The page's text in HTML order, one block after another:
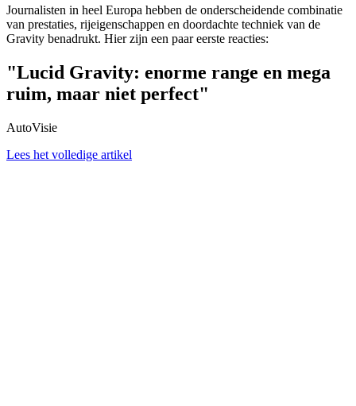
Journalisten in heel Europa hebben de onderscheidende combinatie
van prestaties, rijeigenschappen en doordachte techniek van de
Gravity benadrukt. Hier zijn een paar eerste reacties:
"Lucid Gravity: enorme range en mega
ruim, maar niet perfect"
AutoVisie
Lees het volledige artikel